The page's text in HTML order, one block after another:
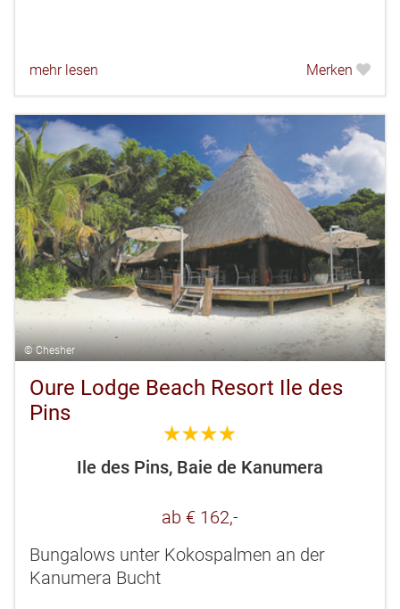
mehr lesen Merken
© Chesher
Oure Lodge Beach Resort Ile des
Pins
4.0
Ile des Pins, Baie de Kanumera
ab € 162,-
Bungalows unter Kokospalmen an der
Kanumera Bucht